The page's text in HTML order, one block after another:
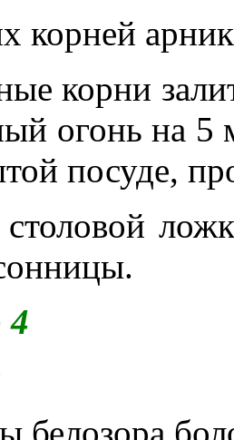
корней
корни
огонь на 5
посуде,
белозора